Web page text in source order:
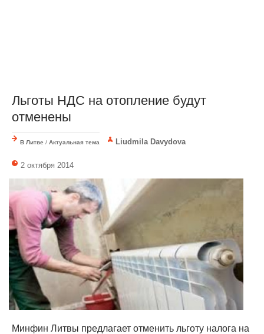
Льготы НДС на отопление будут
отменены
В Литве / Актуальная тема Liudmila Davydova
2 октября 2014
Минфин Литвы предлагает отменить льготу налога на